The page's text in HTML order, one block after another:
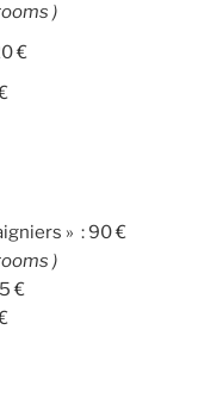
)
€
» : 90 €
)
€